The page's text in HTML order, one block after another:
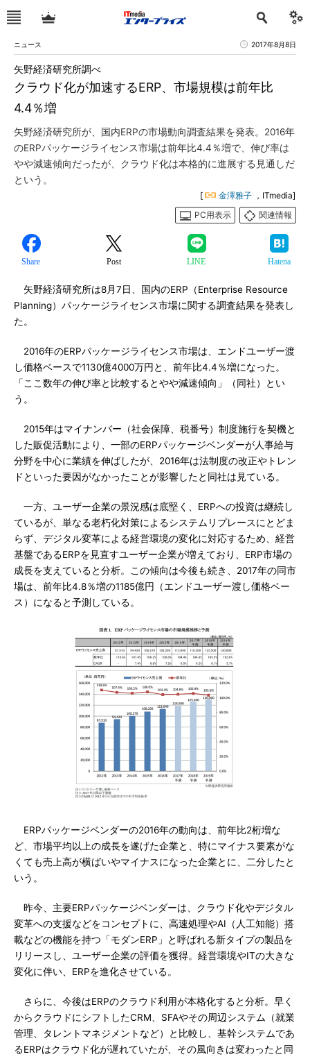
ニュース 2017年8月8日
クラウド化が加速するERP、市場規模は前年比
4.4％増
矢野経済研究所調べ
矢野経済研究所が、国内ERPの市場動向調査結果を発表。2016年
のERPパッケージライセンス市場は前年比4.4％増で、伸び率は
やや減速傾向だったが、クラウド化は本格的に進展する見通しだ
という。
[ 金澤雅子 ，ITmedia]
PC用表示
関連情報
Share Post LINE Hatena
矢野経済研究所は8月7日、国内のERP（Enterprise Resource
Planning）パッケージライセンス市場に関する調査結果を発表し
た。
2016年のERPパッケージライセンス市場は、エンドユーザー渡
し価格ベースで1130億4000万円と、前年比4.4％増になった。
「ここ数年の伸び率と比較するとやや減速傾向」（同社）とい
う。
2015年はマイナンバー（社会保障、税番号）制度施行を契機と
した販促活動により、一部のERPパッケージベンダーが人事給与
分野を中心に業績を伸ばしたが、2016年は法制度の改正やトレン
ドといった要因がなかったことが影響したと同社は見ている。
一方、ユーザー企業の景況感は底堅く、ERPへの投資は継続し
ているが、単なる老朽化対策によるシステムリプレースにとどま
らず、デジタル変革による経営環境の変化に対応するため、経営
基盤であるERPを見直すユーザー企業が増えており、ERP市場の
成長を支えていると分析。この傾向は今後も続き、2017年の同市
場は、前年比4.8％増の1185億円（エンドユーザー渡し価格ベー
ス）になると予測している。
ERPパッケージベンダーの2016年の動向は、前年比2桁増な
ど、市場平均以上の成長を遂げた企業と、特にマイナス要素がな
くても売上高が横ばいやマイナスになった企業とに、二分したと
いう。
昨今、主要ERPパッケージベンダーは、クラウド化やデジタル
変革への支援などをコンセプトに、高速処理やAI（人工知能）搭
載などの機能を持つ「モダンERP」と呼ばれる新タイプの製品を
リリースし、ユーザー企業の評価を獲得。経営環境やITの大きな
変化に伴い、ERPを進化させている。
さらに、今後はERPのクラウド利用が本格化すると分析。早く
からクラウドにシフトしたCRM、SFAやその周辺システム（就業
管理、タレントマネジメントなど）と比較し、基幹システムであ
るERPはクラウド化が遅れていたが、その風向きは変わったと同